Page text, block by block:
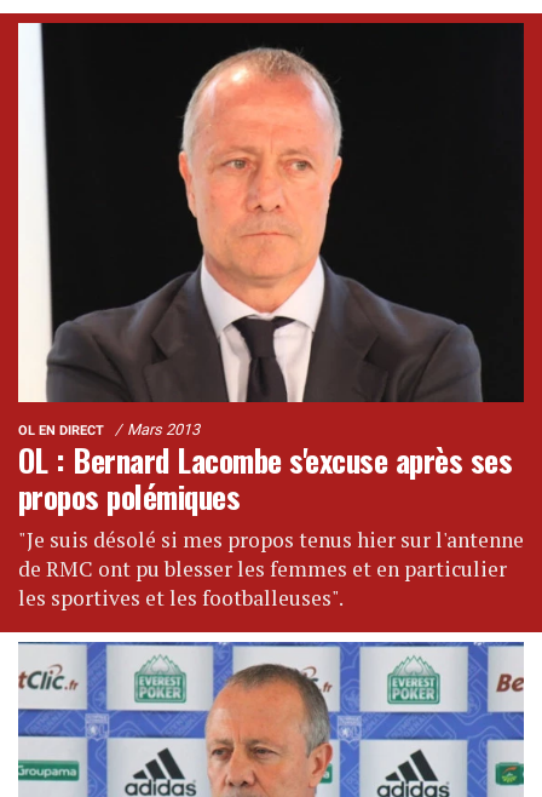
OL EN DIRECT Mars 2013
OL : Bernard Lacombe s'excuse après ses
propos polémiques
"Je suis désolé si mes propos tenus hier sur l'antenne
de RMC ont pu blesser les femmes et en particulier
les sportives et les footballeuses".